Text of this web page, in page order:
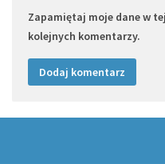
Zapamiętaj moje dane w
kolejnych komentarzy.